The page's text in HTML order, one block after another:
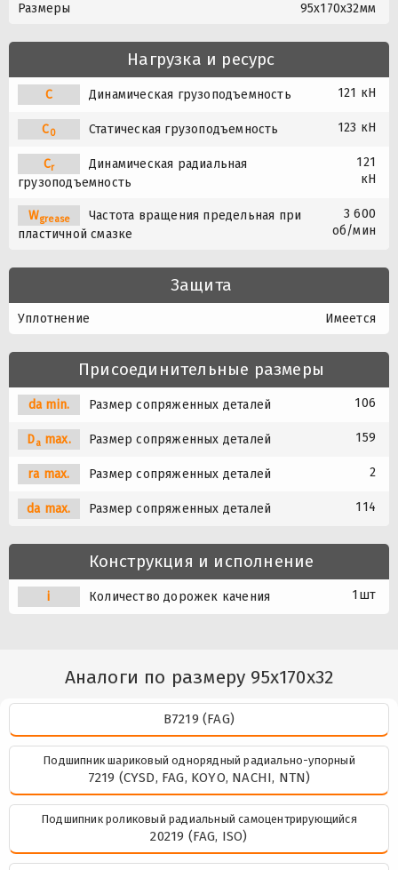
Размеры 95x170x32мм
Нагрузка и ресурс
C Динамическая грузоподъемность 121 кН
C0 Статическая грузоподъемность 123 кН
Cr
Динамическая радиальная
грузоподъемность
121
кН
Wgrease
Частота вращения предельная при
пластичной смазке
3 600
об/мин
Защита
Уплотнение Имеется
Присоединительные размеры
da min. Размер сопряженных деталей 106
Damax. Размер сопряженных деталей 159
ra max. Размер сопряженных деталей 2
da max. Размер сопряженных деталей 114
Конструкция и исполнение
i Количество дорожек качения 1шт
Аналоги по размеру 95x170x32
B7219 (FAG)
Подшипник шариковый однорядный радиально-упорный
7219 (CYSD, FAG, KOYO, NACHI, NTN)
Подшипник роликовый радиальный самоцентрирующийся
20219 (FAG, ISO)